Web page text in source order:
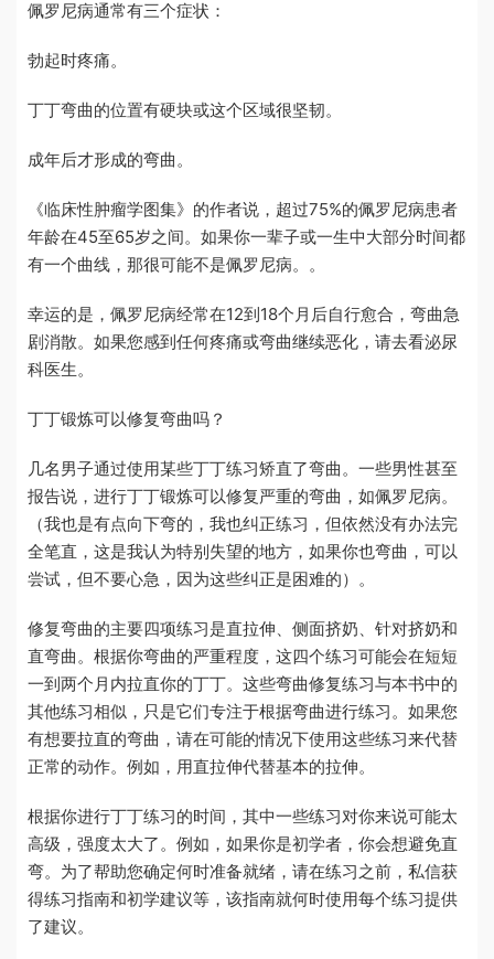
佩罗尼病通常有三个症状：
勃起时疼痛。
丁丁弯曲的位置有硬块或这个区域很坚韧。
成年后才形成的弯曲。
《临床性肿瘤学图集》的作者说，超过75%的佩罗尼病患者
年龄在45至65岁之间。如果你一辈子或一生中大部分时间都
有一个曲线，那很可能不是佩罗尼病。。
幸运的是，佩罗尼病经常在12到 18个月后自行愈合，弯曲急
剧消散。如果您感到任何疼痛或弯曲继续恶化，请去看泌尿
科医生。
丁丁锻炼可以修复弯曲吗？
几名男子通过使用某些丁丁练习矫直了弯曲。一些男性甚至
报告说，进行丁丁锻炼可以修复严重的弯曲，如佩罗尼病。
（我也是有点向下弯的，我也纠正练习，但依然没有办法完
全笔直，这是我认为特别失望的地方，如果你也弯曲，可以
尝试，但不要心急，因为这些纠正是困难的）。
修复弯曲的主要四项练习是直拉伸、侧面挤奶、针对挤奶和
直弯曲。根据你弯曲的严重程度，这四个练习可能会在短短
一到两个月内拉直你的丁丁。这些弯曲修复练习与本书中的
其他练习相似，只是它们专注于根据弯曲进行练习。如果您
有想要拉直的弯曲，请在可能的情况下使用这些练习来代替
正常的动作。例如，用直拉伸代替基本的拉伸。
根据你进行丁丁练习的时间，其中一些练习对你来说可能太
高级，强度太大了。例如，如果你是初学者，你会想避免直
弯。为了帮助您确定何时准备就绪，请在练习之前，私信获
得练习指南和初学建议等 ，该指南就何时使用每个练习提供
了建议。